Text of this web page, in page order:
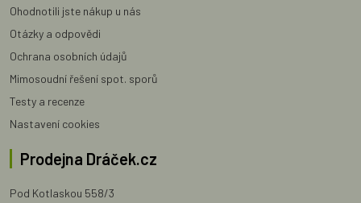
Ohodnotili jste nákup u nás
Otázky a odpovědi
Ochrana osobních údajů
Mimosoudní řešení spot. sporů
Testy a recenze
Nastavení cookies
Prodejna Dráček.cz
Pod Kotlaskou 558/3